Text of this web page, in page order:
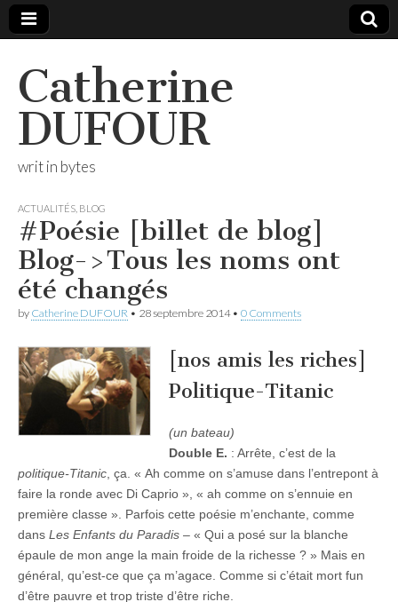
Catherine
DUFOUR
writ in bytes
ACTUALITÉS BLOG
#Poésie [billet de blog]
Blog->Tous les noms ont
été changés
by Catherine DUFOUR • 28 septembre 2014• 0 Comments
[nos amis les riches]
Politique-Titanic
(un bateau)
Double E. : Arrête, c’est de la
politique-Titanic , ça. « Ah comme on s’amuse dans l’entrepont à
faire la ronde avec Di Caprio », « ah comme on s’ennuie en
première classe ». Parfois cette poésie m’enchante, comme
dans Les Enfants du Paradis – « Qui a posé sur la blanche
épaule de mon ange la main froide de la richesse ? » Mais en
général, qu’est-ce que ça m’agace. Comme si c’était mort fun
d’être pauvre et trop triste d’être riche.